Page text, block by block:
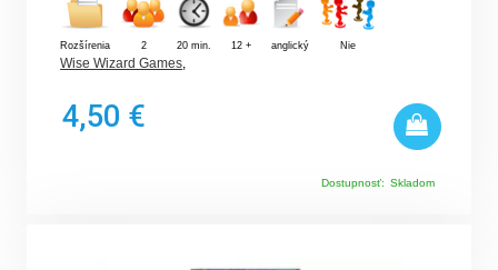
Rozšírenia 2 20 min. 12 + anglický Nie
Wise Wizard Games,
4,50 €
Dostupnosť: Skladom